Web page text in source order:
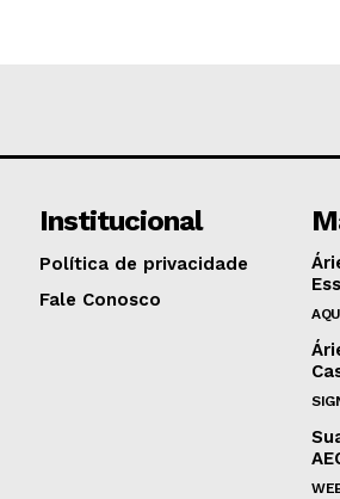
Institucional
Política de privacidade
Fale Conosco